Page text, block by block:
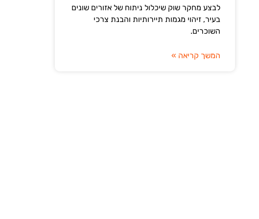
לבצע מחקר שוק שיכלול ניתוח של אזורים שונים
בעיר, זיהוי מגמות תיירותיות והבנת צרכי
השוכרים.
המשך קריאה »